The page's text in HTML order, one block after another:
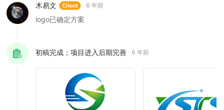
木易文 6 年前
logo已确定方案
初稿完成；项目进入后期完善 6 年前